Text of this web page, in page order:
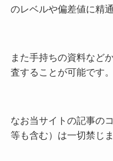
のレベルや偏差値に精
また手持ちの資料など
査することが可能です。
なお当サイトの記事の
等も含む）は一切禁じま